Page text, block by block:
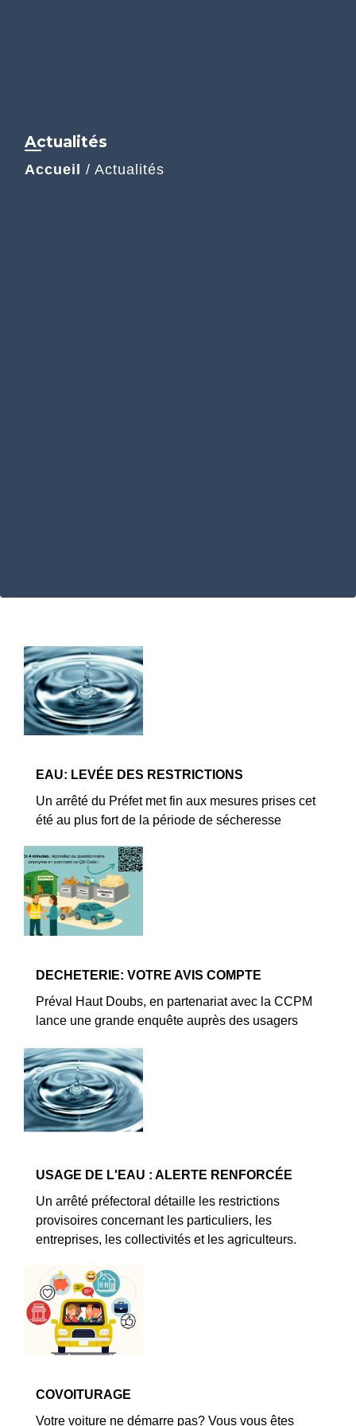
Actualités
Accueil / Actualités
EAU: LEVÉE DES RESTRICTIONS
Un arrêté du Préfet met fin aux mesures prises cet
été au plus fort de la période de sécheresse
DECHETERIE: VOTRE AVIS COMPTE
Préval Haut Doubs, en partenariat avec la CCPM
lance une grande enquête auprès des usagers
USAGE DE L'EAU : ALERTE RENFORCÉE
Un arrêté préfectoral détaille les restrictions
provisoires concernant les particuliers, les
entreprises, les collectivités et les agriculteurs.
COVOITURAGE
Votre voiture ne démarre pas? Vous vous êtes